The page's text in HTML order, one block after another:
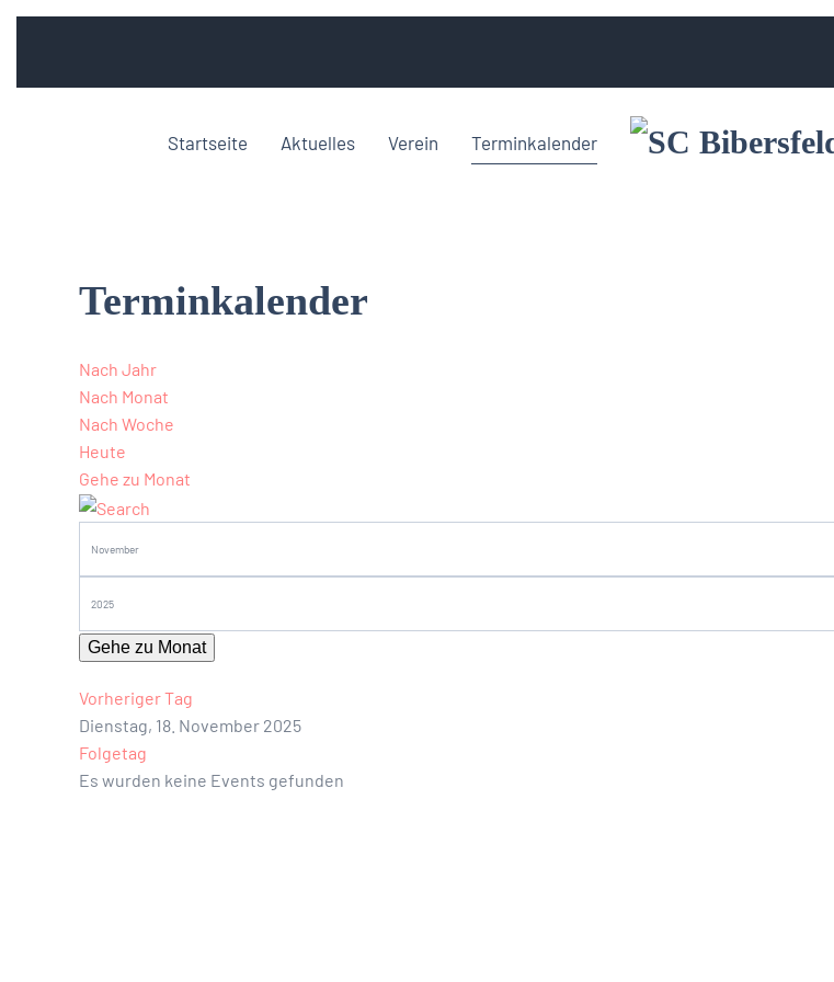
Startseite Aktuelles Verein Terminkalender
Terminkalender
Nach Jahr
Nach Monat
Nach Woche
Heute
Gehe zu Monat
Gehe zu Monat
Vorheriger Tag
Dienstag, 18. November 2025
Folgetag
Es wurden keine Events gefunden